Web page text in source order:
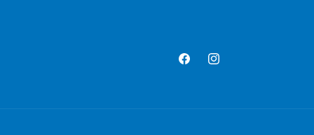
„Facebook“„Instagram“